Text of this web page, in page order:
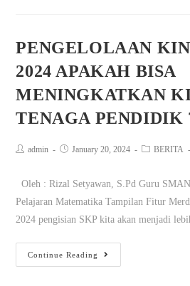
PENGELOLAAN
2024 APAKAH BISA
MENINGKATKAN
TENAGA PENDIDIK
admin January 20, 2024 BERITA
Oleh : Rizal Setyawan, S.Pd Guru
Pelajaran Matematika Tampilan Fitur
2024 pengisian SKP kita akan menjadi
Continue Reading